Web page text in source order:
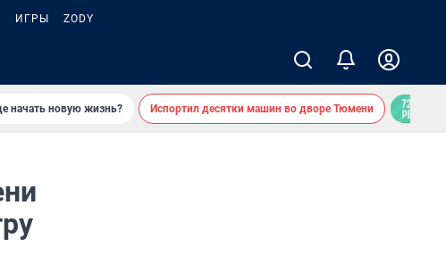
ИГРЫ ZODY
начать новую жизнь? Испортил десятки машин во дворе Тюмени